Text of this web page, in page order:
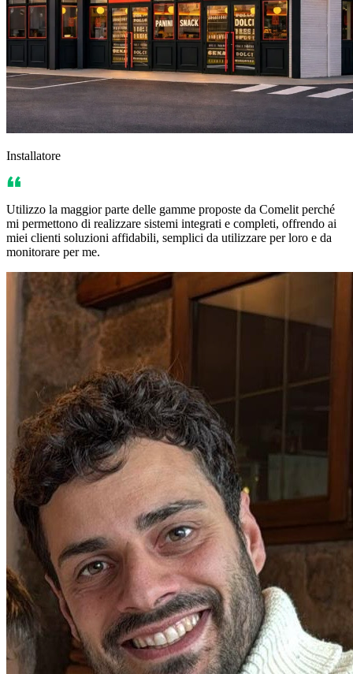
Installatore
Utilizzo la maggior parte delle gamme proposte da Comelit perché
mi permettono di realizzare sistemi integrati e completi, offrendo ai
miei clienti soluzioni affidabili, semplici da utilizzare per loro e da
monitorare per me.